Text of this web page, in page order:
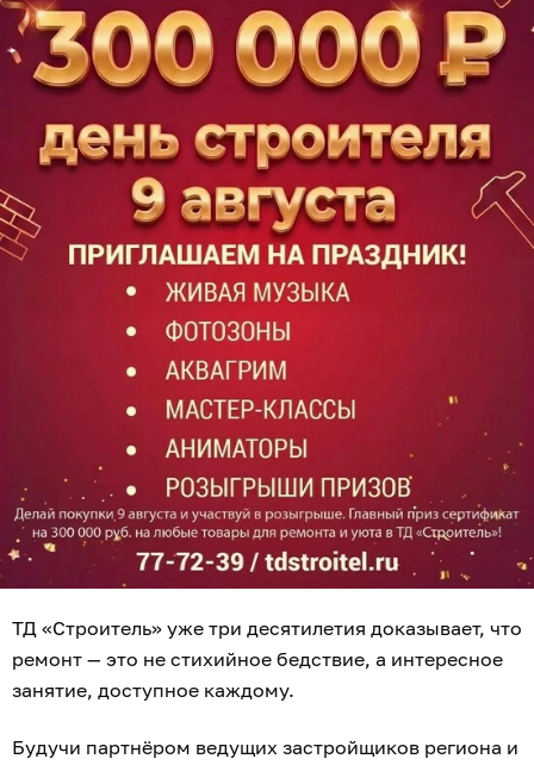
ТД «Строитель» уже три десятилетия доказывает, что
ремонт — это не стихийное бедствие, а интересное
занятие, доступное каждому.
Будучи партнёром ведущих застройщиков региона и